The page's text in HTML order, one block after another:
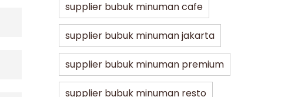
supplier bubuk minuman cafe
supplier bubuk minuman jakarta
supplier bubuk minuman premium
supplier bubuk minuman resto